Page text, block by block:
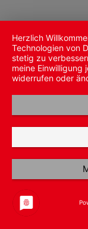
Herzlich
Technologien von
stetig zu
meine
widerrufen oder